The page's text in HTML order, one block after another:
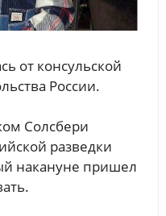
от консульской
России.
Солсбери
разведки
накануне пришел